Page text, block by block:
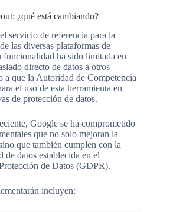
¿qué está cambiando?
servicio de referencia para la
las diversas plataformas de
funcionalidad ha sido limitada en
directo de datos a otros
a que la Autoridad de Competencia
el uso de esta herramienta en
de protección de datos.
Google se ha comprometido
que no solo mejoran la
que también cumplen con la
datos establecida en el
de Datos (GDPR).
incluyen: